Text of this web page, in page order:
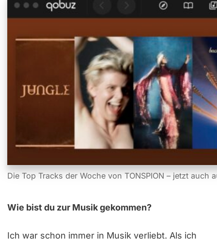
Die Top Tracks der Woche von TONSPION – jetzt auch
Wie bist du zur Musik gekommen?
Ich war schon immer in Musik verliebt. Als ich